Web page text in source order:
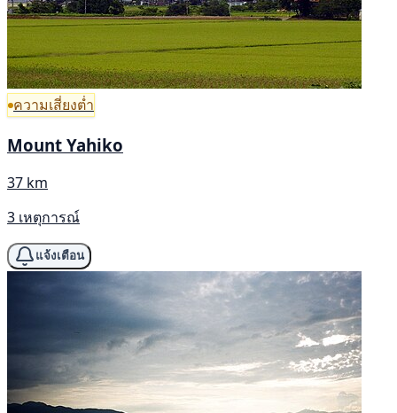
ความเสี่ยงต่ำ
Mount Yahiko
37 km
3 เหตุการณ์
แจ้งเตือน